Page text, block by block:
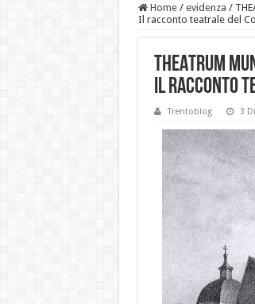
Home / evidenza /
Il racconto teatrale del
THEATRUM
Il racconto
Trentoblog 3